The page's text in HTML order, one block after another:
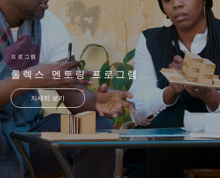
프로그램
롤렉스 멘토링 프로그램
자세히 보기